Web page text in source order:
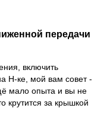
передачи
включить
H-ке, мой вам совет -
мало опыта и вы не
крутится за крышкой